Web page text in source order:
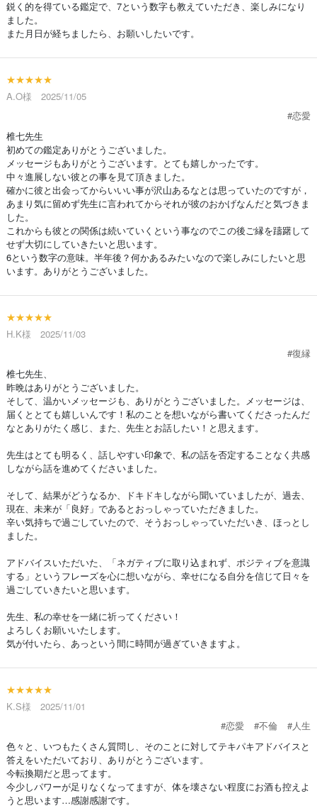
鋭く的を得ている鑑定で、7という数字も教えていただき、楽しみになり
ました。
また月日が経ちましたら、お願いしたいです。
★★★★★
A.O様 2025/11/05
#恋愛
椎七先生
初めての鑑定ありがとうございました。
メッセージもありがとうございます。とても嬉しかったです。
中々進展しない彼との事を見て頂きました。
確かに彼と出会ってからいいい事が沢山あるなとは思っていたのですが，
あまり気に留めず先生に言われてからそれが彼のおかげなんだと気づきま
した。
これからも彼との関係は続いていくという事なのでこの後ご縁を躊躇して
せず大切にしていきたいと思います。
6という数字の意味。半年後？何かあるみたいなので楽しみにしたいと思
います。ありがとうございました。
★★★★★
H.K様 2025/11/03
#復縁
椎七先生、
昨晩はありがとうございました。
そして、温かいメッセージも、ありがとうございました。メッセージは、
届くととても嬉しいんです！私のことを想いながら書いてくださったんだ
なとありがたく感じ、また、先生とお話したい！と思えます。
先生はとても明るく、話しやすい印象で、私の話を否定することなく共感
しながら話を進めてくださいました。
そして、結果がどうなるか、ドキドキしながら聞いていましたが、過去、
現在、未来が「良好」であるとおっしゃっていただきました。
辛い気持ちで過ごしていたので、そうおっしゃっていただいき、ほっとし
ました。
アドバイスいただいた、「ネガティブに取り込まれず、ポジティブを意識
する」というフレーズを心に想いながら、幸せになる自分を信じて日々を
過ごしていきたいと思います。
先生、私の幸せを一緒に祈ってください！
よろしくお願いいたします。
気が付いたら、あっという間に時間が過ぎていきますよ。
★★★★★
K.S様 2025/11/01
#恋愛
#不倫
#人生
色々と、いつもたくさん質問し、そのことに対してテキパキアドバイスと
答えをいただいており、ありがとうございます。
今転換期だと思ってます。
今少しパワーが足りなくなってますが、体を壊さない程度にお酒も控えよ
うと思います…感謝感謝です。